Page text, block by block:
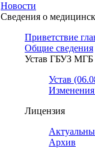
Новости
Сведения о
Приветствие
Общие сведения
Устав ГБУЗ МГБ
Устав
Изменения
Лицензия
Архив